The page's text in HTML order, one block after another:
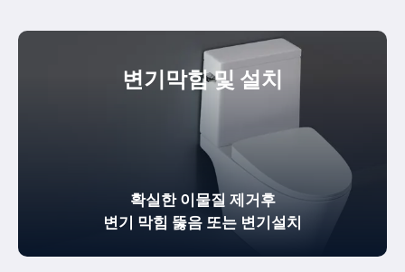
변기막힘 및 설치
확실한이물질 제거후
변기 막힘 뚫음 또는 변기설치